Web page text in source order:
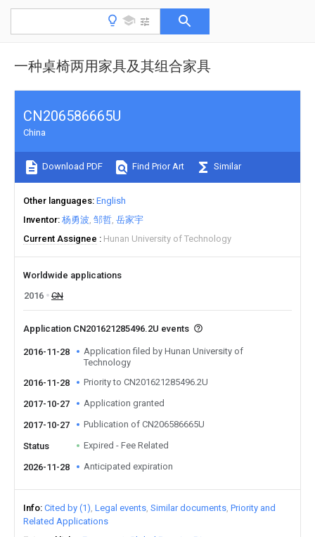
一种桌椅两用家具及其组合家具
CN206586665U
China
Download PDF Find Prior Art Similar
Other languages English
Inventor 杨勇波 邹哲 岳家宇
Current Assignee
Hunan University of Technology
Worldwide applications
2016
CN
Application CN201621285496.2U events
2016-11-28
Application filed by Hunan University of
Technology
2016-11-28
Priority to CN201621285496.2U
2017-10-27 Application granted
2017-10-27 Publication of CN206586665U
Status Expired - Fee Related
2026-11-28 Anticipated expiration
Info Cited by (1) Legal events Similar documents Priority and
Related Applications